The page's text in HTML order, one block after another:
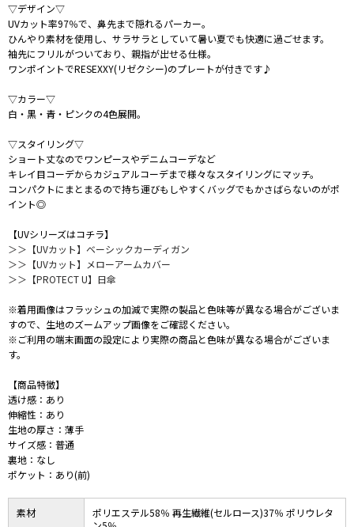
▽デザイン▽
UVカット率97％で、鼻先まで隠れるパーカー。
ひんやり素材を使用し、サラサラとしていて暑い夏でも快適に過ごせます。
袖先にフリルがついており、親指が出せる仕様。
ワンポイントでRESEXXY(リゼクシー)のプレートが付きです♪
▽カラー▽
白・黒・青・ピンクの4色展開。
▽スタイリング▽
ショート丈なのでワンピースやデニムコーデなど
キレイ目コーデからカジュアルコーデまで様々なスタイリングにマッチ。
コンパクトにまとまるので持ち運びもしやすくバッグでもかさばらないのがポ
イント◎
【UVシリーズはコチラ】
＞＞【UVカット】ベーシックカーディガン
＞＞【UVカット】メローアームカバー
＞＞【PROTECT U】日傘
※着用画像はフラッシュの加減で実際の製品と色味等が異なる場合がございま
すので、生地のズームアップ画像をご確認ください。
※ご利用の端末画面の設定により実際の商品と色味が異なる場合がございま
す。
【商品特徴】
透け感：あり
伸縮性：あり
生地の厚さ：薄手
サイズ感：普通
裏地：なし
ポケット：あり(前)
素材
ポリエステル58％ 再生繊維(セルロース)37％ ポリウレタ